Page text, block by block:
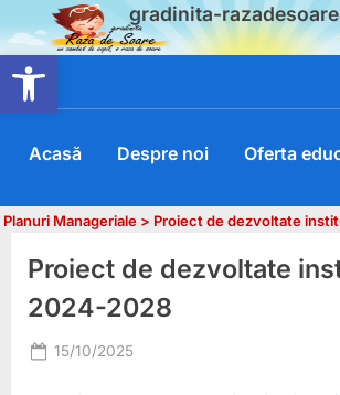
Deschide bara de unelte
to
content
gradinita-
Acasă Despre noi Oferta
Planuri Manageriale > Proiect de dezvoltate
Proiect de dezvoltate
2024-2028
Posted
15/10/2025